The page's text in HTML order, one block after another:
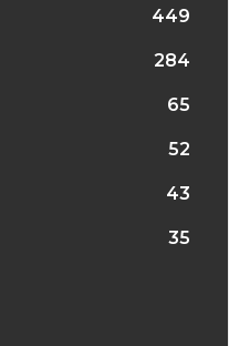
449
284
65
52
43
35